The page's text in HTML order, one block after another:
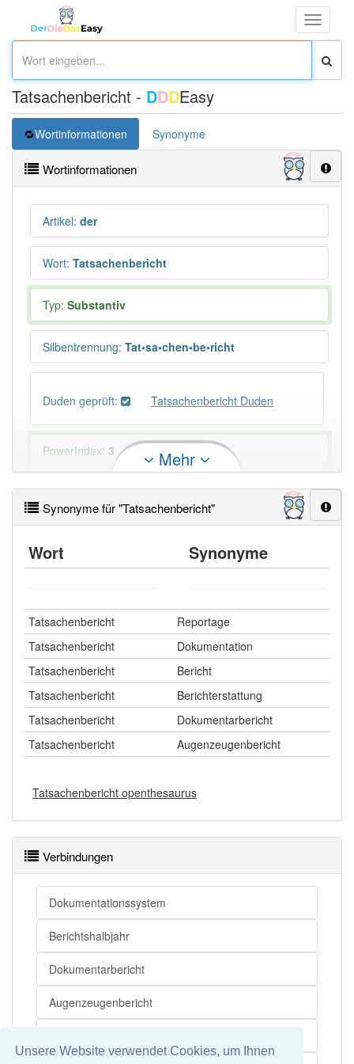
Unsere Website verwendet Cookies, um Ihnen
Toggle
Tatsachenbericht - DDDEasy
Wortinformationen Synonyme
Wortinformationen
Artikel: der
Wort: Tatsachenbericht
Typ: Substantiv
Silbentrennung: Tat•sa•chen•be•richt
Duden geprüft: Tatsachenbericht Duden
PowerIndex: 3
Häufigkeit: 4 von 10
84% unserer Spielapp-Nutzer haben den Artikel
korrekt erraten.
Mehr
Synonyme für "Tatsachenbericht"
Wort Synonyme
Tatsachenbericht
Reportage
Tatsachenbericht
Dokumentation
Tatsachenbericht
Bericht
Tatsachenbericht
Berichterstattung
Tatsachenbericht
Dokumentarbericht
Tatsachenbericht
Augenzeugenbericht
Tatsachenbericht openthesaurus
Verbindungen
Dokumentationssystem
Berichtshalbjahr
Dokumentarbericht
Augenzeugenbericht